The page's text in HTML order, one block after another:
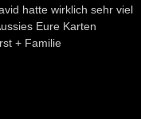
hatte wirklich sehr viel
Eure Karten
+ Familie